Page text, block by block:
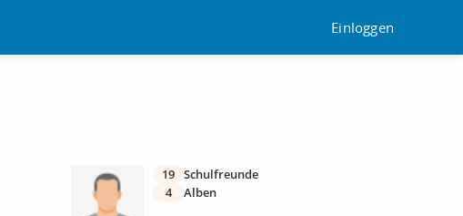
Einloggen
19 Schulfreunde
4
Alben